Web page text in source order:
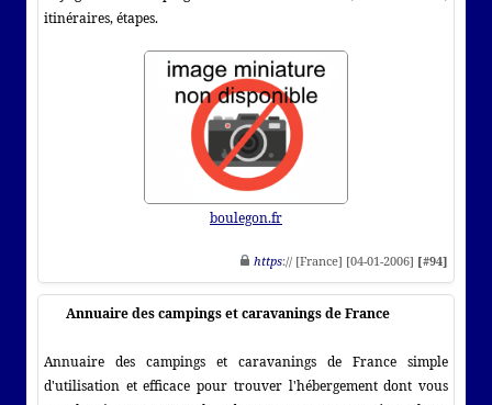
itinéraires, étapes.
boulegon.fr
https:// [France] [04-01-2006] [#94]
Annuaire des campings et caravanings de France
Annuaire des campings et caravanings de France simple
d'utilisation et efficace pour trouver l'hébergement dont vous